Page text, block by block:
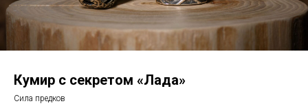
Кумир с секретом «Лада»
Сила предков